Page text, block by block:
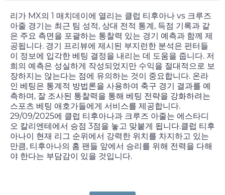
리가 MX의 1 매치데이에 열리는 클럽 티후아나 vs 크루즈
아줄 경기는 최근 팀 성적, 상대 전적 통계, 득점 기록과 같
은 주요 측면을 포괄하는 통찰력 있는 경기 예측과 함께 제
공됩니다. 경기 프리뷰에 제시된 부지런한 분석은 펀터들
이 정보에 입각한 베팅 결정을 내리는 데 도움을 줍니다. 저
희의 예측은 성실하게 작성되었지만 수익을 절대적으로 보
장하지는 않는다는 점에 유의하는 것이 중요합니다. 온라
인 베팅은 통계적 방법론을 사용하여 축구 경기 결과를 예
측하며, 잘 조사된 통찰력을 통해 베팅 전략을 강화하려는
스포츠 베팅 애호가들에게 서비스를 제공합니다.
29/09/2025에 클럽 티후아나과 크루즈 아줄는 에스타디
오 칼리엔테에서 승점 3점을 놓고 맞붙게 됩니다.클럽 티후
아나이 현재 리그 순위에서 강력한 위치를 차지하고 있는
만큼, 티후아나의 홈 팬들 앞에서 승리를 위해 전력을 다해
야 한다는 부담감이 있을 것입니다.